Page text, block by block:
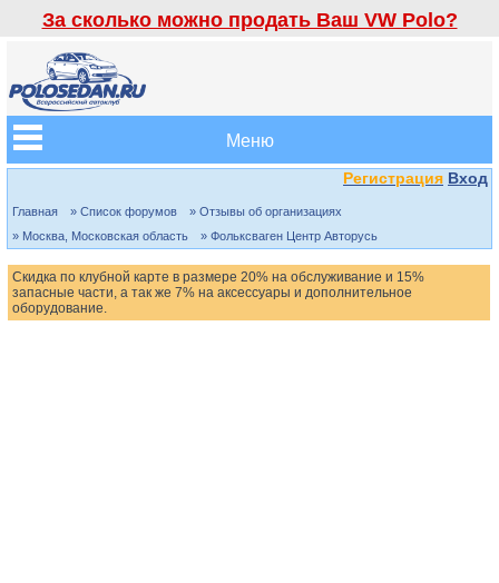
За сколько можно продать Ваш VW Polo?
Меню
Регистрация Вход
Главная » Список форумов
» Отзывы об организациях
» Москва, Московская область
» Фольксваген Центр Авторусь
Скидка по клубной карте в размере 20% на обслуживание и 15%
запасные части, а так же 7% на аксессуары и дополнительное
оборудование.